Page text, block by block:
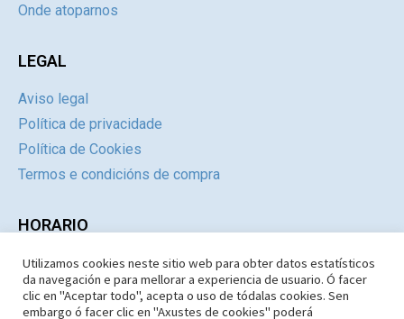
Onde atoparnos
LEGAL
Aviso legal
Política de privacidade
Política de Cookies
Termos e condicións de compra
HORARIO
Día Mañás
Tardes
Luns a Xoves
09:30 – 14.30
Pechado
Venres e Sábados
09:30 – 14:30
Utilizamos cookies neste sitio web para obter datos estatísticos
da navegación e para mellorar a experiencia de usuario. Ó facer
clic en "Aceptar todo", acepta o uso de tódalas cookies. Sen
embargo ó facer clic en "Axustes de cookies" poderá